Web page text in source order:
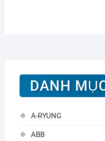
DANH
A-RYUNG
ABB